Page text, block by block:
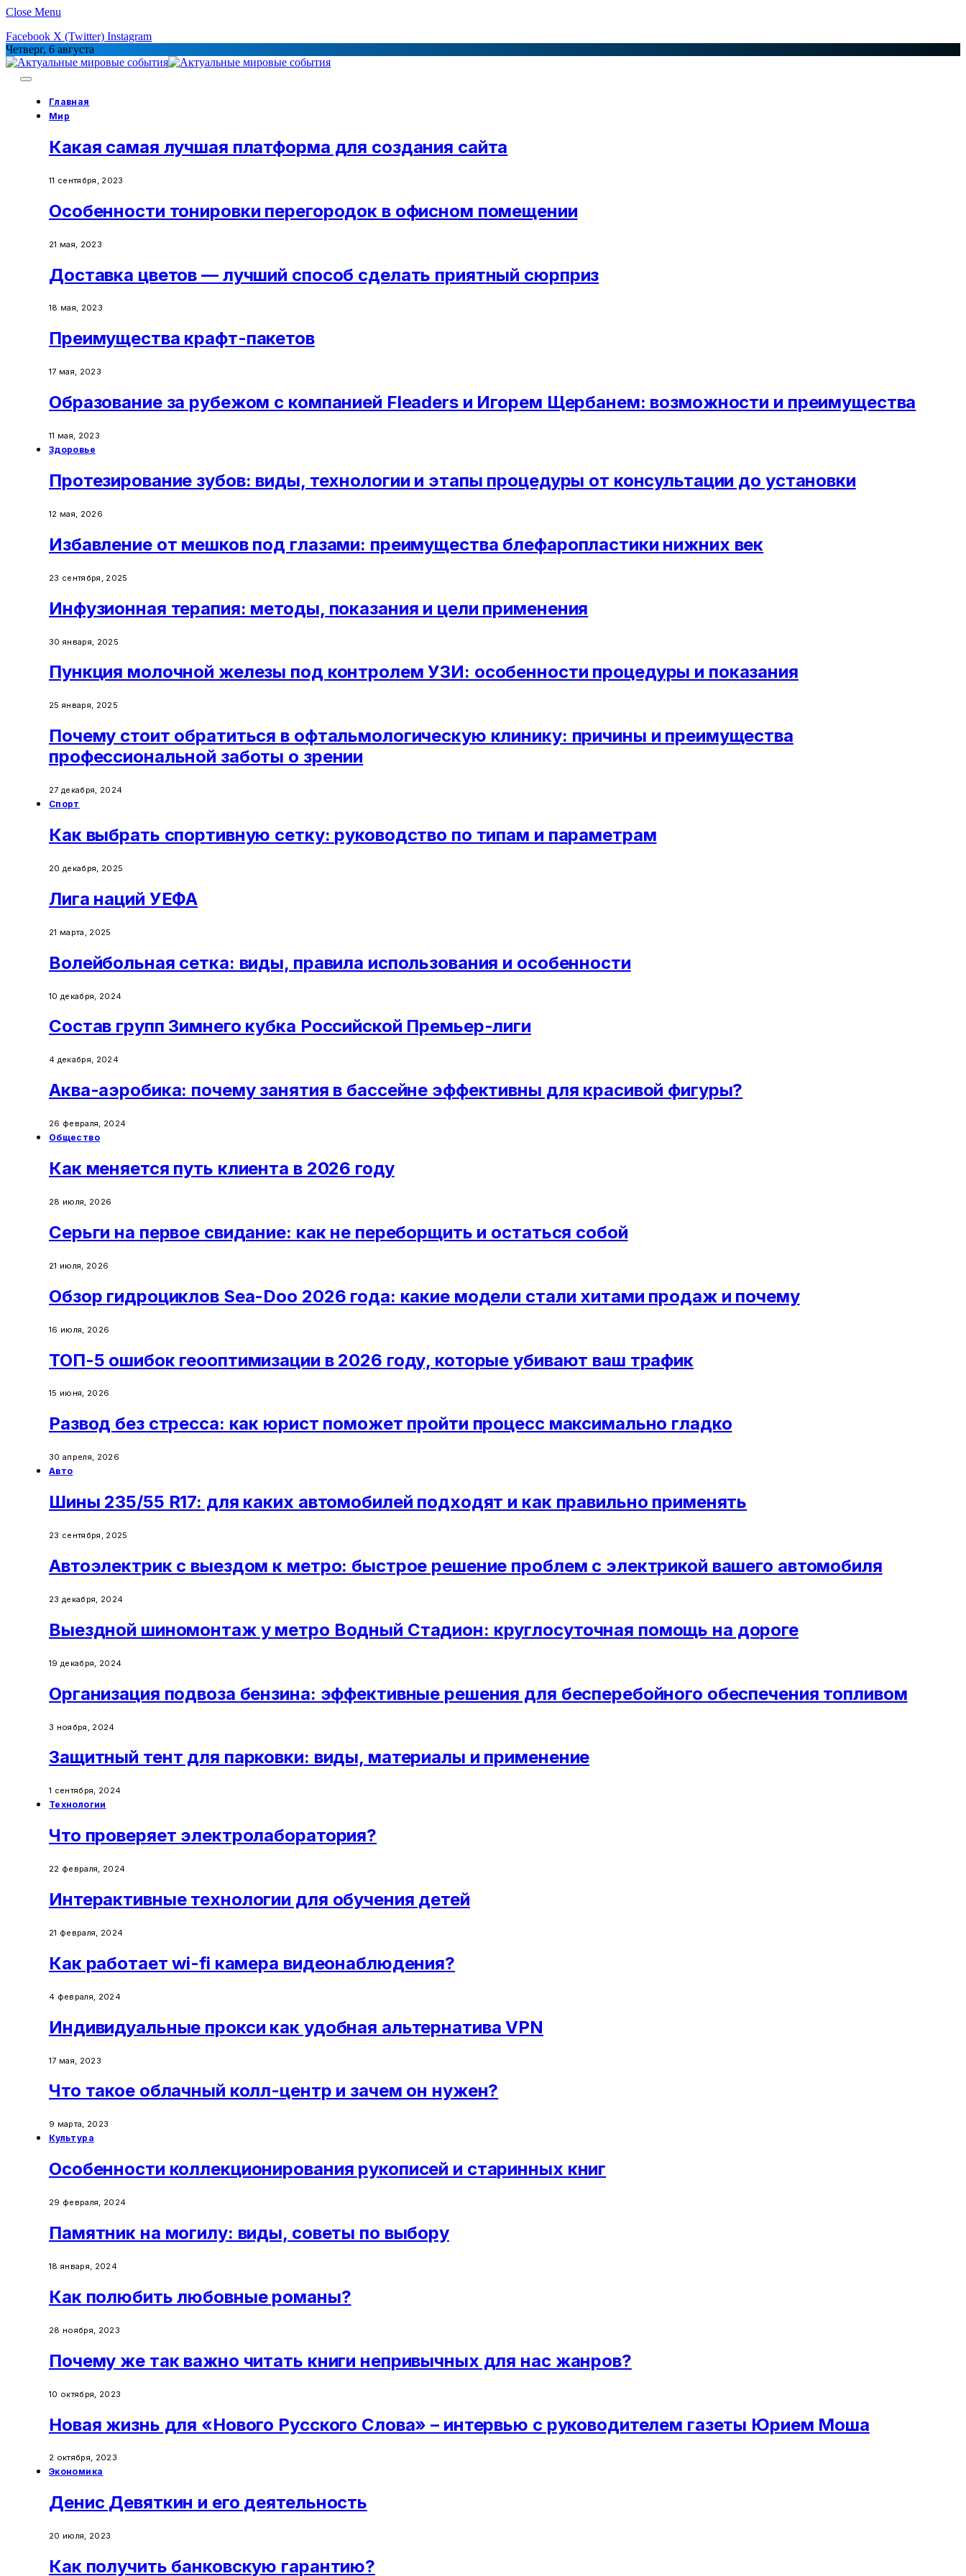
Close Menu
Facebook X (Twitter) Instagram
Четверг, 6 августа
Главная
Мир
Какая самая лучшая платформа для создания сайта
11 сентября, 2023
Особенности тонировки перегородок в офисном помещении
21 мая, 2023
Доставка цветов — лучший способ сделать приятный сюрприз
18 мая, 2023
Преимущества крафт-пакетов
17 мая, 2023
Образование за рубежом с компанией Fleaders и Игорем Щербанем: возможности и преимущества
11 мая, 2023
Здоровье
Протезирование зубов: виды, технологии и этапы процедуры от консультации до установки
12 мая, 2026
Избавление от мешков под глазами: преимущества блефаропластики нижних век
23 сентября, 2025
Инфузионная терапия: методы, показания и цели применения
30 января, 2025
Пункция молочной железы под контролем УЗИ: особенности процедуры и показания
25 января, 2025
Почему стоит обратиться в офтальмологическую клинику: причины и преимущества
профессиональной заботы о зрении
27 декабря, 2024
Спорт
Как выбрать спортивную сетку: руководство по типам и параметрам
20 декабря, 2025
Лига наций УЕФА
21 марта, 2025
Волейбольная сетка: виды, правила использования и особенности
10 декабря, 2024
Состав групп Зимнего кубка Российской Премьер-лиги
4 декабря, 2024
Аква-аэробика: почему занятия в бассейне эффективны для красивой фигуры?
26 февраля, 2024
Общество
Как меняется путь клиента в 2026 году
28 июля, 2026
Серьги на первое свидание: как не переборщить и остаться собой
21 июля, 2026
Обзор гидроциклов Sea-Doo 2026 года: какие модели стали хитами продаж и почему
16 июля, 2026
ТОП-5 ошибок геооптимизации в 2026 году, которые убивают ваш трафик
15 июня, 2026
Развод без стресса: как юрист поможет пройти процесс максимально гладко
30 апреля, 2026
Авто
Шины 235/55 R17: для каких автомобилей подходят и как правильно применять
23 сентября, 2025
Автоэлектрик с выездом к метро: быстрое решение проблем с электрикой вашего автомобиля
23 декабря, 2024
Выездной шиномонтаж у метро Водный Стадион: круглосуточная помощь на дороге
19 декабря, 2024
Организация подвоза бензина: эффективные решения для бесперебойного обеспечения топливом
3 ноября, 2024
Защитный тент для парковки: виды, материалы и применение
1 сентября, 2024
Технологии
Что проверяет электролаборатория?
22 февраля, 2024
Интерактивные технологии для обучения детей
21 февраля, 2024
Как работает wi-fi камера видеонаблюдения?
4 февраля, 2024
Индивидуальные прокси как удобная альтернатива VPN
17 мая, 2023
Что такое облачный колл-центр и зачем он нужен?
9 марта, 2023
Культура
Особенности коллекционирования рукописей и старинных книг
29 февраля, 2024
Памятник на могилу: виды, советы по выбору
18 января, 2024
Как полюбить любовные романы?
28 ноября, 2023
Почему же так важно читать книги непривычных для нас жанров?
10 октября, 2023
Новая жизнь для «Нового Русского Слова» – интервью с руководителем газеты Юрием Моша
2 октября, 2023
Экономика
Денис Девяткин и его деятельность
20 июля, 2023
Как получить банковскую гарантию?